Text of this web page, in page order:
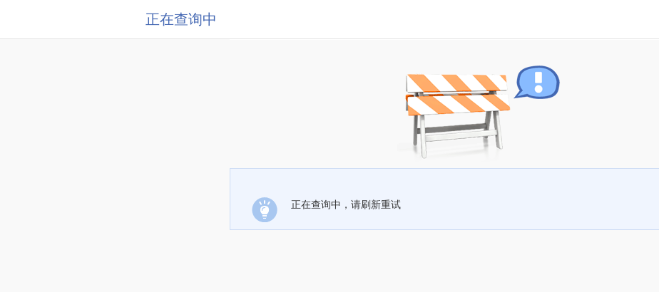
正在查询中
正在查询中，请刷新重试